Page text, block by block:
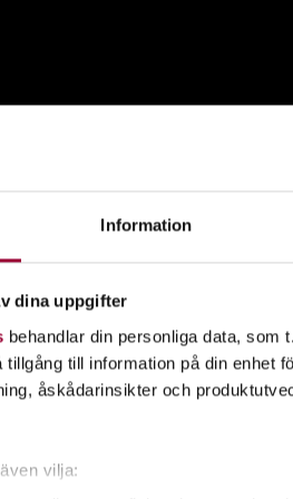
Information
dina uppgifter
behandlar din personliga data, som
till information på din enhet
åskådarinsikter och
vilja:
både kropp och själ.
Eller magdans,
i en balett, känna
på en klassisk folkdans.
på en scen går det